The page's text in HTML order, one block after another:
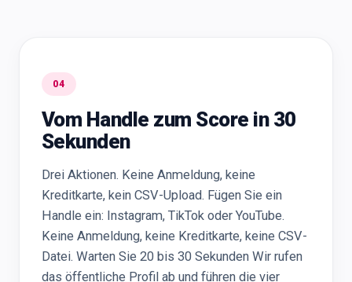
04
Vom Handle zum Score in 30
Sekunden
Drei Aktionen. Keine Anmeldung, keine
Kreditkarte, kein CSV-Upload. Fügen Sie ein
Handle ein: Instagram, TikTok oder YouTube.
Keine Anmeldung, keine Kreditkarte, keine CSV-
Datei. Warten Sie 20 bis 30 Sekunden Wir rufen
das öffentliche Profil ab und führen die vier